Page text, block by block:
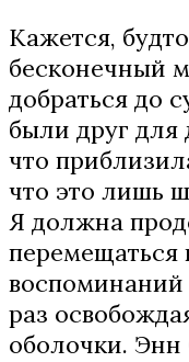
Кажется,
бесконечный
добраться до
были друг для
что
что это лишь
Я должна
перемещаться
раз
оболочки.